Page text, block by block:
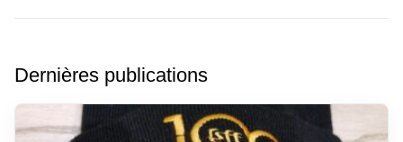
Dernières publications